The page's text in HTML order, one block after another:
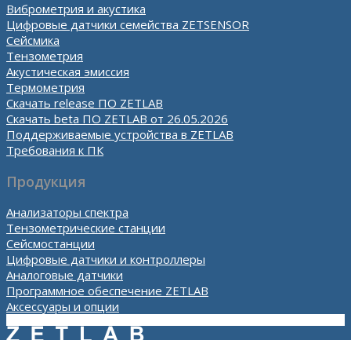
Виброметрия и акустика
Цифровые датчики семейства ZETSENSOR
Сейсмика
Тензометрия
Акустическая эмиссия
Термометрия
Скачать release ПО ZETLAB
Скачать beta ПО ZETLAB от 26.05.2026
Поддерживаемые устройства в ZETLAB
Требования к ПК
Продукция
Анализаторы спектра
Тензометрические станции
Сейсмостанции
Цифровые датчики и контроллеры
Аналоговые датчики
Программное обеспечение ZETLAB
Аксессуары и опции